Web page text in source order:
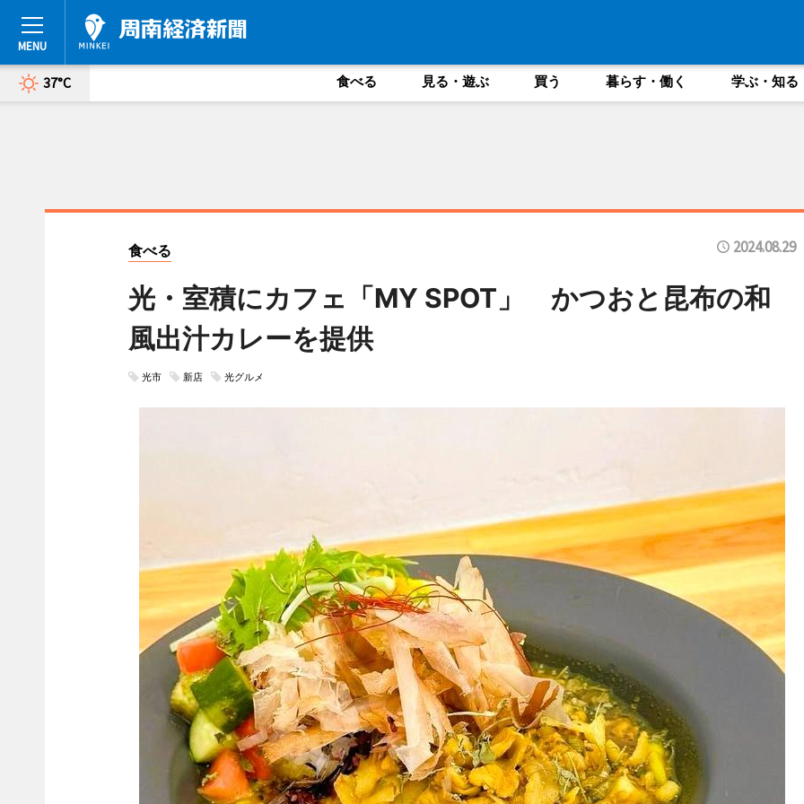
37°C 食べる 見る・遊ぶ 買う 暮らす・働く 学ぶ・知る
食べる 2024.08.29
光・室積にカフェ「MY SPOT」 かつおと昆布の和
風出汁カレーを提供
光市 新店 光グルメ